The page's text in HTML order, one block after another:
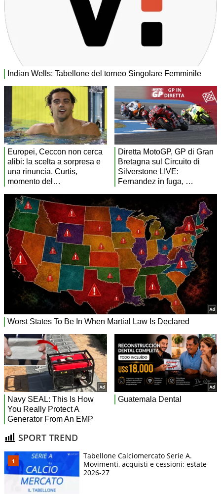
SPORT TREND
Tabellone Calciomercato Serie A.
Movimenti, acquisti e cessioni: estate
2026-27